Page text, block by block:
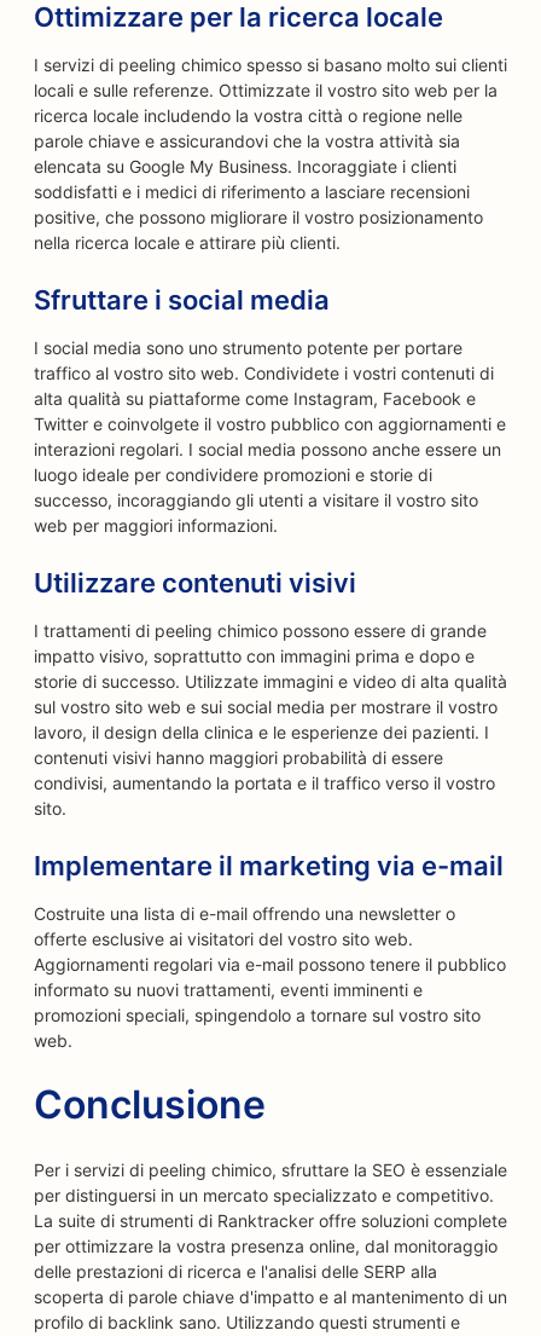
Ottimizzare per la ricerca locale
I servizi di peeling chimico spesso si basano molto sui clienti
locali e sulle referenze. Ottimizzate il vostro sito web per la
ricerca locale includendo la vostra città o regione nelle
parole chiave e assicurandovi che la vostra attività sia
elencata su Google My Business. Incoraggiate i clienti
soddisfatti e i medici di riferimento a lasciare recensioni
positive, che possono migliorare il vostro posizionamento
nella ricerca locale e attirare più clienti.
Sfruttare i social media
I social media sono uno strumento potente per portare
traffico al vostro sito web. Condividete i vostri contenuti di
alta qualità su piattaforme come Instagram, Facebook e
Twitter e coinvolgete il vostro pubblico con aggiornamenti e
interazioni regolari. I social media possono anche essere un
luogo ideale per condividere promozioni e storie di
successo, incoraggiando gli utenti a visitare il vostro sito
web per maggiori informazioni.
Utilizzare contenuti visivi
I trattamenti di peeling chimico possono essere di grande
impatto visivo, soprattutto con immagini prima e dopo e
storie di successo. Utilizzate immagini e video di alta qualità
sul vostro sito web e sui social media per mostrare il vostro
lavoro, il design della clinica e le esperienze dei pazienti. I
contenuti visivi hanno maggiori probabilità di essere
condivisi, aumentando la portata e il traffico verso il vostro
sito.
Implementare il marketing via e-mail
Costruite una lista di e-mail offrendo una newsletter o
offerte esclusive ai visitatori del vostro sito web.
Aggiornamenti regolari via e-mail possono tenere il pubblico
informato su nuovi trattamenti, eventi imminenti e
promozioni speciali, spingendolo a tornare sul vostro sito
web.
Conclusione
Per i servizi di peeling chimico, sfruttare la SEO è essenziale
per distinguersi in un mercato specializzato e competitivo.
La suite di strumenti di Ranktracker offre soluzioni complete
per ottimizzare la vostra presenza online, dal monitoraggio
delle prestazioni di ricerca e l'analisi delle SERP alla
scoperta di parole chiave d'impatto e al mantenimento di un
profilo di backlink sano. Utilizzando questi strumenti e